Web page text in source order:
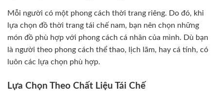
Mỗi người có một phong cách thời trang riêng. Do đó, khi
lựa chọn đồ thời trang tái chế nam, bạn nên chọn những
món đồ phù hợp với phong cách cá nhân của mình. Dù bạn
là người theo phong cách thể thao, lịch lãm, hay cá tính, có
luôn các lựa chọn phù hợp.
Lựa Chọn Theo Chất Liệu Tái Chế